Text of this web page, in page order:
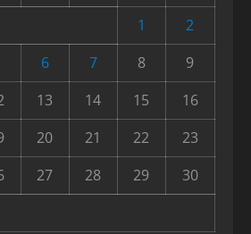
1
2
6 7 8
9
13 14 15
16
20 21 22
23
27 28 29
30